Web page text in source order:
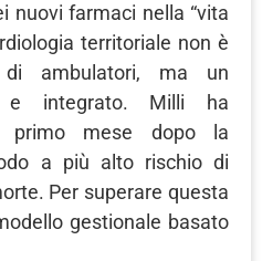
nuovi farmaci nella “vita
territoriale non è
ambulatori, ma un
e integrato. Milli ha
primo mese dopo la
a più alto rischio di
Per superare questa
gestionale basato